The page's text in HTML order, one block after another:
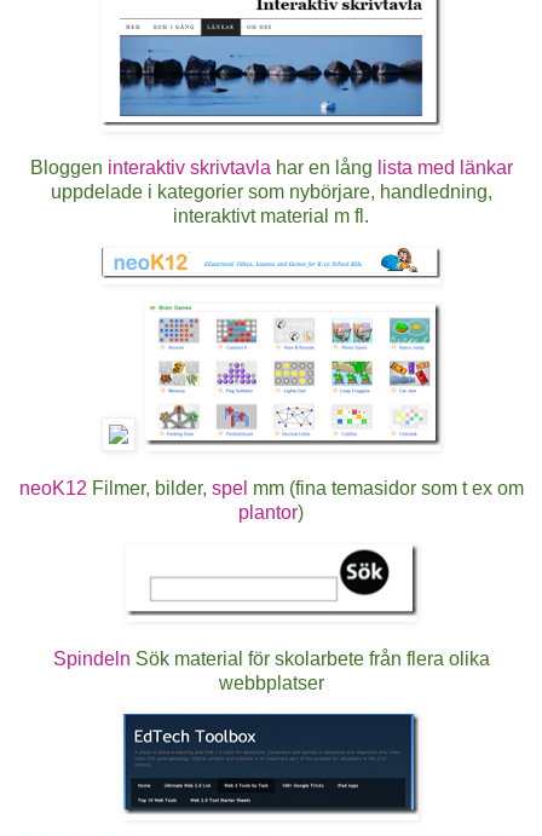
Bloggen interaktiv skrivtavla har en lång lista med länkar
uppdelade i kategorier som nybörjare, handledning,
interaktivt material m fl.
neoK12 Filmer, bilder, spel mm (fina temasidor som t ex om
plantor)
Spindeln Sök material för skolarbete från flera olika
webbplatser